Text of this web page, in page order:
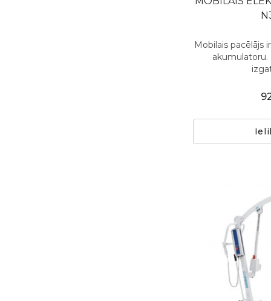
Mobilais pacēlājs
akumulatoru.